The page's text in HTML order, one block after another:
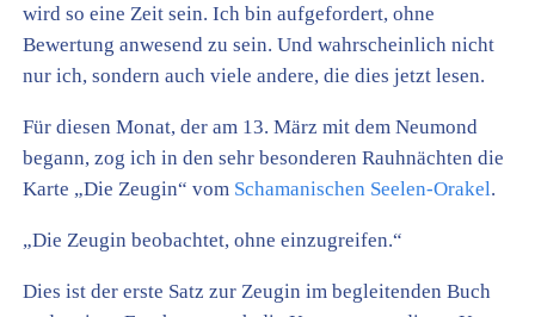
wird so eine Zeit sein. Ich bin aufgefordert, ohne
Bewertung anwesend zu sein. Und wahrscheinlich nicht
nur ich, sondern auch viele andere, die dies jetzt lesen.
Für diesen Monat, der am 13. März mit dem Neumond
begann, zog ich in den sehr besonderen Rauhnächten die
Karte „Die Zeugin“ vom Schamanischen Seelen-Orakel.
„Die Zeugin beobachtet, ohne einzugreifen.“
Dies ist der erste Satz zur Zeugin im begleitenden Buch